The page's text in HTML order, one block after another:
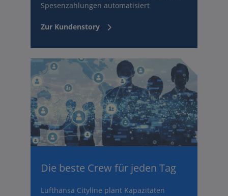
Spesenzahlungen automatisiert
Zur Kundenstory
Die beste Crew für jeden Tag
Lufthansa Cityline plant Kapazitäten